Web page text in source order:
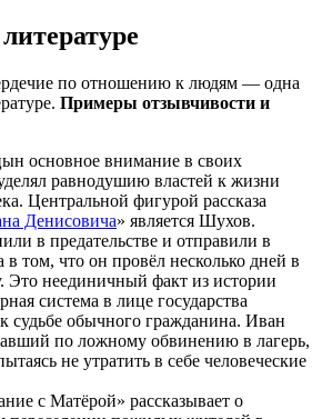
по отношению к людям — одна
Примеры отзывчивости и
основное внимание в своих
равнодушию властей к жизни
Центральной фигурой рассказа
Денисовича» является Шухов.
в предательстве и отправили в
в том, что он провёл несколько дней в
Это неединичный факт из истории
система в лице государства
к судьбе обычного гражданина. Иван
по ложному обвинению в лагерь,
не утратить в себе человеческие
с Матёрой» рассказывает о